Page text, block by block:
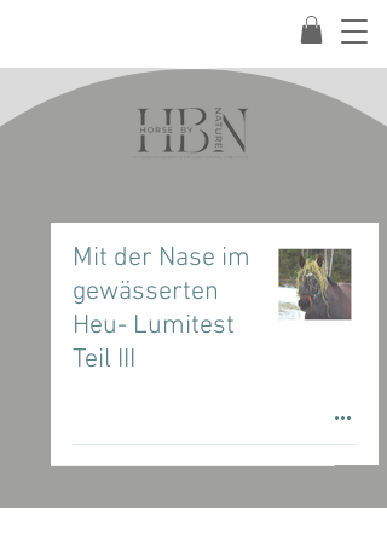
Mit der Nase im
gewässerten
Heu- Lumitest
Teil III